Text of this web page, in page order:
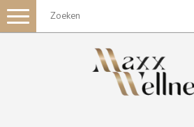
Toggle
navigation